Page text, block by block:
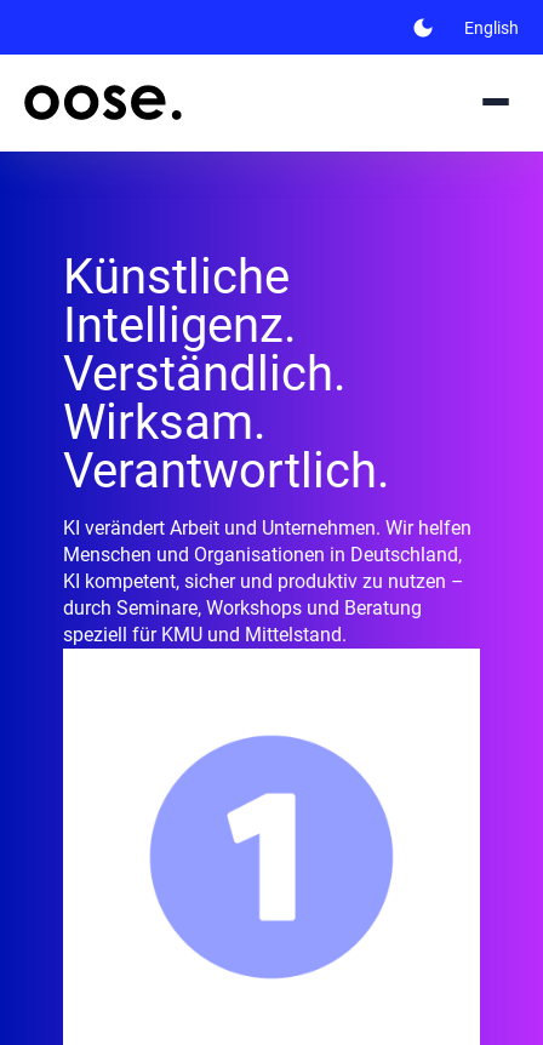
dark_mode English
Künstliche
Intelligenz.
Verständlich.
Wirksam.
Verantwortlich.
KI verändert Arbeit und Unternehmen. Wir helfen
Menschen und Organisationen in Deutschland,
KI kompetent, sicher und produktiv zu nutzen –
durch Seminare, Workshops und Beratung
speziell für KMU und Mittelstand.